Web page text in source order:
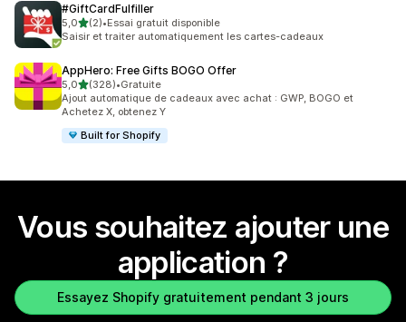
#GiftCardFulfiller
5,0étoile(s) sur 5
(2)
2 avis au total
•Essai gratuit disponible
Saisir et traiter automatiquement les cartes-cadeaux
AppHero: Free Gifts BOGO Offer
5,0étoile(s) sur 5
(328)
328 avis au total
•Gratuite
Ajout automatique de cadeaux avec achat : GWP, BOGO et
Achetez X, obtenez Y
Built for Shopify
Vous souhaitez ajouter une
application ?
Essayez Shopify gratuitement pendant 3 jours